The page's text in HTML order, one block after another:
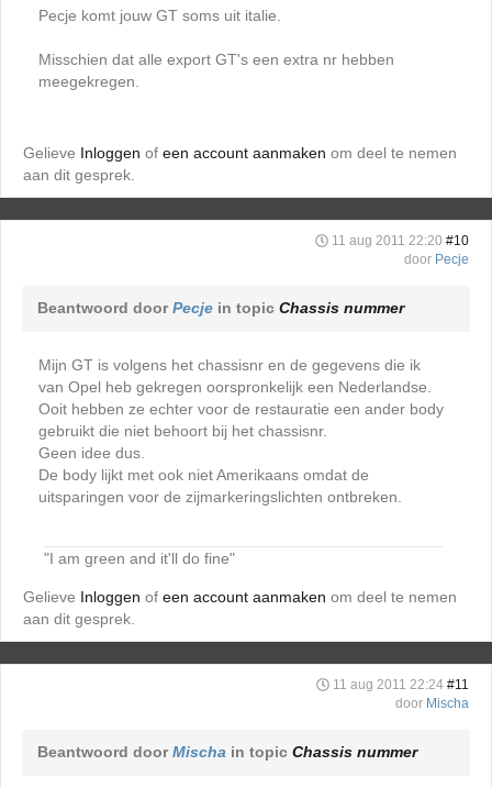
Pecje komt jouw GT soms uit italie.
Misschien dat alle export GT's een extra nr hebben
meegekregen.
Gelieve Inloggen of een account aanmaken om deel te nemen
aan dit gesprek.
11 aug 2011 22:20 #10
door Pecje
Beantwoord doorPecje in topic Chassis nummer
Mijn GT is volgens het chassisnr en de gegevens die ik
van Opel heb gekregen oorspronkelijk een Nederlandse.
Ooit hebben ze echter voor de restauratie een ander body
gebruikt die niet behoort bij het chassisnr.
Geen idee dus.
De body lijkt met ook niet Amerikaans omdat de
uitsparingen voor de zijmarkeringslichten ontbreken.
"I am green and it'll do fine"
Gelieve Inloggen of een account aanmaken om deel te nemen
aan dit gesprek.
11 aug 2011 22:24 #11
door Mischa
Beantwoord doorMischa in topic Chassis nummer